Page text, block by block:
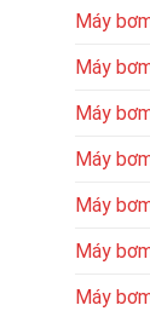
Máy
Máy
Máy
Máy
Máy
Máy
Máy